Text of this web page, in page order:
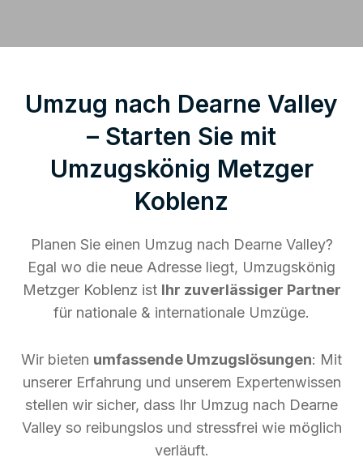
Umzug nach Dearne Valley
– Starten Sie mit
Umzugskönig Metzger
Koblenz
Planen Sie einen Umzug nach Dearne Valley?
Egal wo die neue Adresse liegt, Umzugskönig
Metzger Koblenz ist Ihr zuverlässiger Partner
für nationale & internationale Umzüge.
Wir bieten umfassende Umzugslösungen: Mit
unserer Erfahrung und unserem Expertenwissen
stellen wir sicher, dass Ihr Umzug nach Dearne
Valley so reibungslos und stressfrei wie möglich
verläuft.